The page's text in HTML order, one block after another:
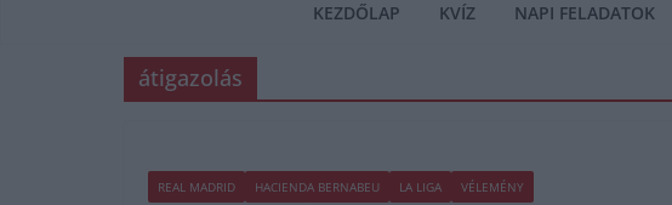
KEZDŐLAP KVÍZ NAPI FELADATOK
átigazolás
REAL MADRID HACIENDA BERNABEU LA LIGA VÉLEMÉNY